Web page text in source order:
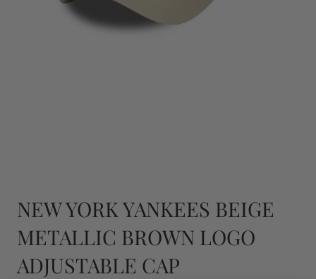
NEW YORK YANKEES BEIGE
METALLIC BROWN LOGO
ADJUSTABLE CAP